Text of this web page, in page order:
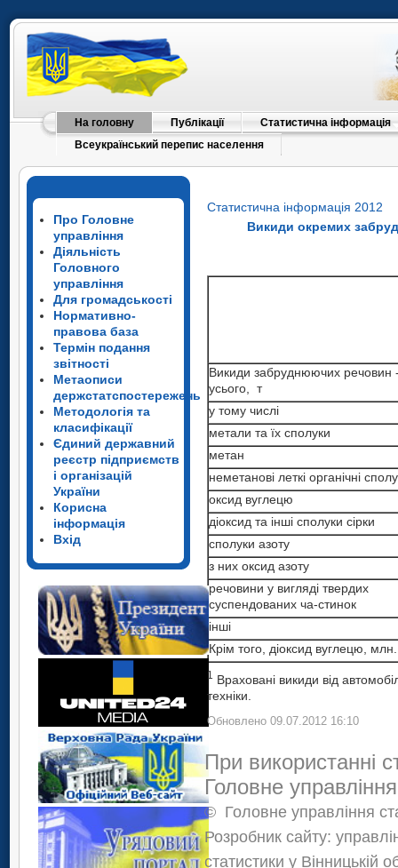
На головну Публікації
Статистична інформація
Всеукраїнський перепис населення
Про Головне
управління
Діяльність
Головного
управління
Для громадськості
Нормативно-
правова база
Термін подання
звітності
Метаописи
держстатспостережень
Методологія та
класифікації
Єдиний державний
реєстр підприємств
і організацій
України
Корисна
інформація
Вхід
Статистична інформація 2012
Викиди окремих
Викиди забруднюючих речовин
усього, т
у тому числі
метали та їх сполуки
метан
неметанові леткі органічні
оксид вуглецю
діоксид та інші сполуки сірки
сполуки азоту
з них оксид азоту
речовини у вигляді твердих
суспендованих ча-стинок
інші
Крім того, діоксид вуглецю,
1
Враховані викиди від
техніки.
Обновлено 09.07.2012 16:10
При використанні
Головне
© Головне управління
Розробник сайту:
статистики у Вінницькій